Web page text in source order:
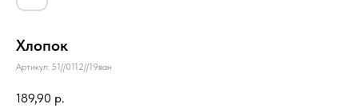
Хлопок
Артикул: 51//0112//19ван
189,90 р.